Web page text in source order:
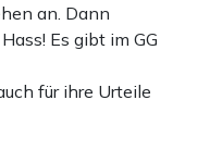
an. Dann
Es gibt im GG
für ihre Urteile